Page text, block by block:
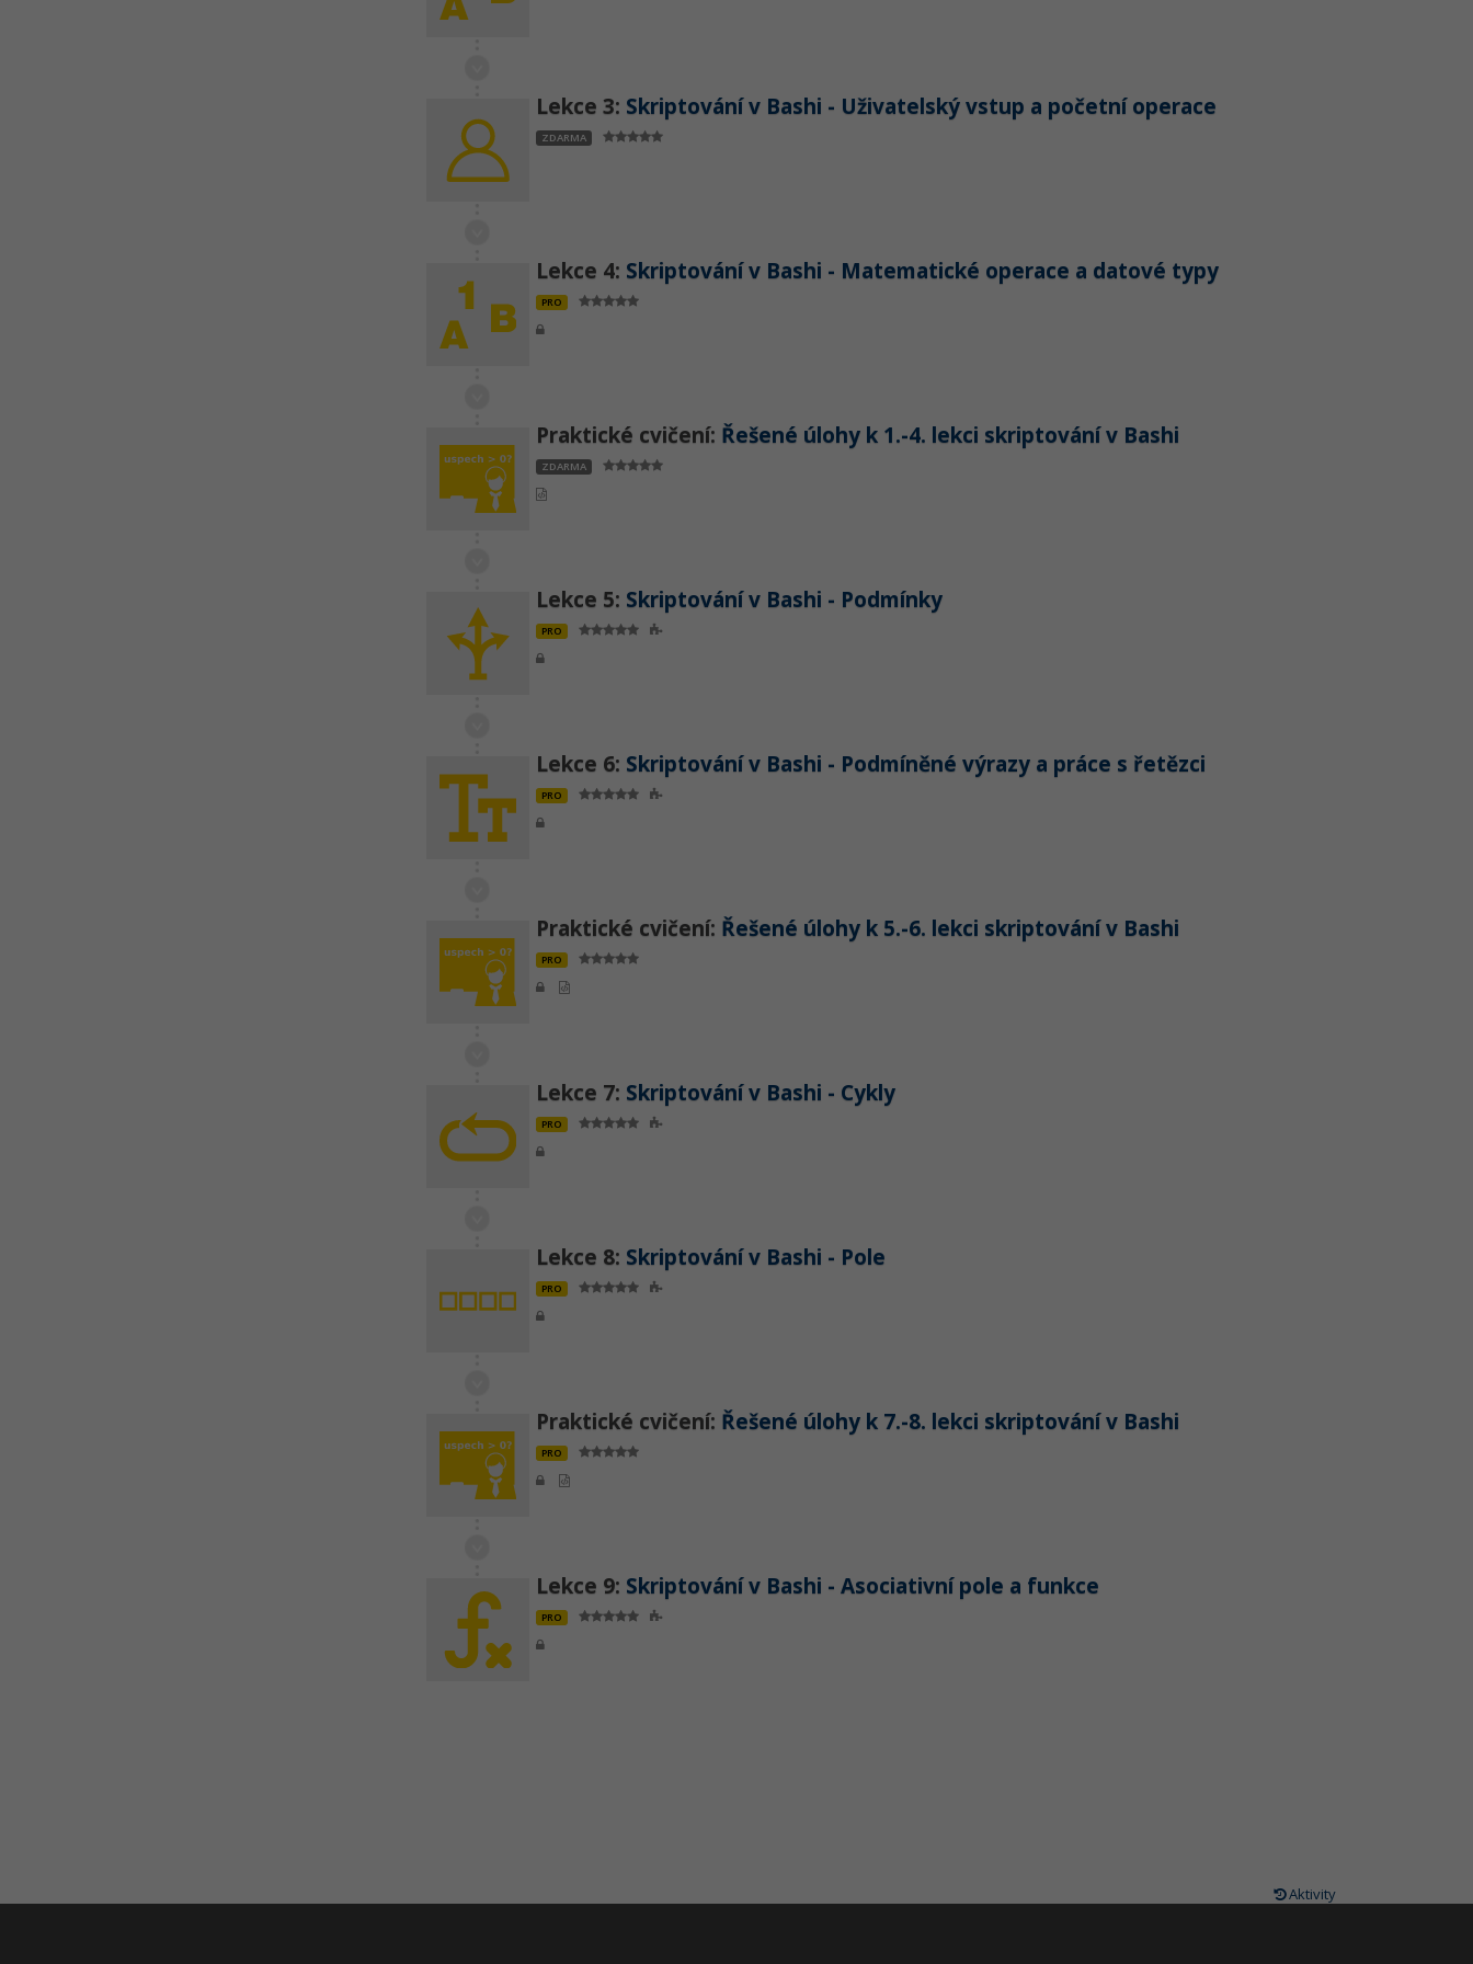
Lekce 3: Skriptování v Bashi - Uživatelský vstup a početní operace
ZDARMA
Lekce 4: Skriptování v Bashi - Matematické operace a datové typy
PRO
Praktické cvičení: Řešené úlohy k 1.-4. lekci skriptování v Bashi
ZDARMA
Lekce 5: Skriptování v Bashi - Podmínky
PRO
Lekce 6: Skriptování v Bashi - Podmíněné výrazy a práce s řetězci
PRO
Praktické cvičení: Řešené úlohy k 5.-6. lekci skriptování v Bashi
PRO
Lekce 7: Skriptování v Bashi - Cykly
PRO
Lekce 8: Skriptování v Bashi - Pole
PRO
Praktické cvičení: Řešené úlohy k 7.-8. lekci skriptování v Bashi
PRO
Lekce 9: Skriptování v Bashi - Asociativní pole a funkce
PRO
Aktivity